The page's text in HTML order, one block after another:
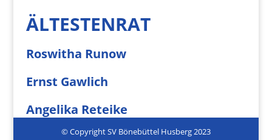
ÄLTESTENRAT
Roswitha Runow
Ernst Gawlich
Angelika Reteike
© Copyright SV Bönebüttel Husberg 2023